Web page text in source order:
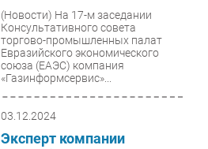
(Новости) На 17-м заседании
Консультативного совета
торгово-промышленных палат
Евразийского экономического
союза (ЕАЭС) компания
«Газинформсервис»...
03.12.2024
Эксперт компании